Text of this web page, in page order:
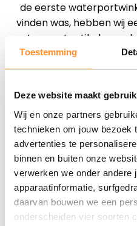
Toestemming
Deze website maakt
Wij en onze partners
technieken om jouw bezoek
advertenties te
binnen en buiten onze
verwerken we onder andere
apparaatinformatie,
daarvan bouwen we een
onderscheiden vier soorten
de eerste
vinden was, hebben wij
watersport artikelen en
te bouwen. Mocht u
kunnen vinden, laat het
watersport
Direct
Naar